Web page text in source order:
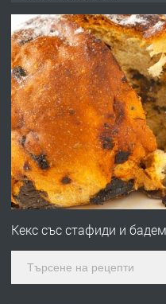
ПРЕДЛАГА Давам
ПРЕДЛАГА
№4120
Любен
ПРЕДЛАГА
Кекс със стафиди и